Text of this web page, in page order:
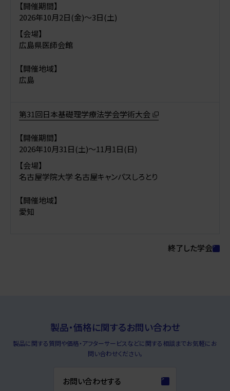
【開催期間】
2026年10月2日(金)〜3日(土)
【会場】
広島県医師会館
【開催地域】
広島
第31回日本基礎理学療法学会学術大会
【開催期間】
2026年10月31日(土)〜11月1日(日)
【会場】
名古屋学院大学 名古屋キャンパスしろとり
【開催地域】
愛知
終了した学会
製品・価格に関するお問い合わせ
製品に関する質問や価格・アフターサービスなどに関する相談までお気軽にお
問い合わせください。
お問い合わせする